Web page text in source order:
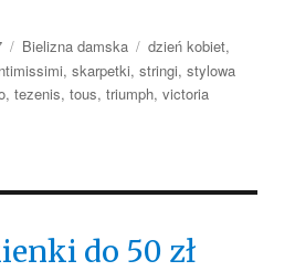
Kategorie
Bielizna damska Tagi
dzień kobiet,
,skarpetki,stringi,stylowa
,tezenis,tous,triumph,victoria
do 50 zł